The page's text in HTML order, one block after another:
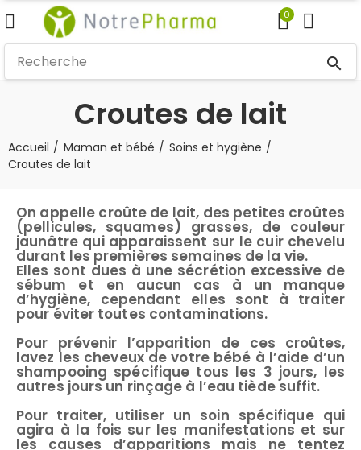
0
search
Croutes de lait
Accueil Maman et bébé
Soins et hygiène
Croutes de lait
On appelle croûte de lait, des petites croûtes
(pellicules, squames) grasses, de couleur
jaunâtre qui apparaissent sur le cuir chevelu
durant les premières semaines de la vie.
Elles sont dues à une sécrétion excessive de
sébum et en aucun cas à un manque
d’hygiène, cependant elles sont à traiter
pour éviter toutes contaminations.
Pour prévenir l’apparition de ces croûtes,
lavez les cheveux de votre bébé à l’aide d’un
shampooing spécifique tous les 3 jours, les
autres jours un rinçage à l’eau tiède suffit.
Pour traiter, utiliser un soin spécifique qui
agira à la fois sur les manifestations et sur
les causes d’apparitions mais ne tentez